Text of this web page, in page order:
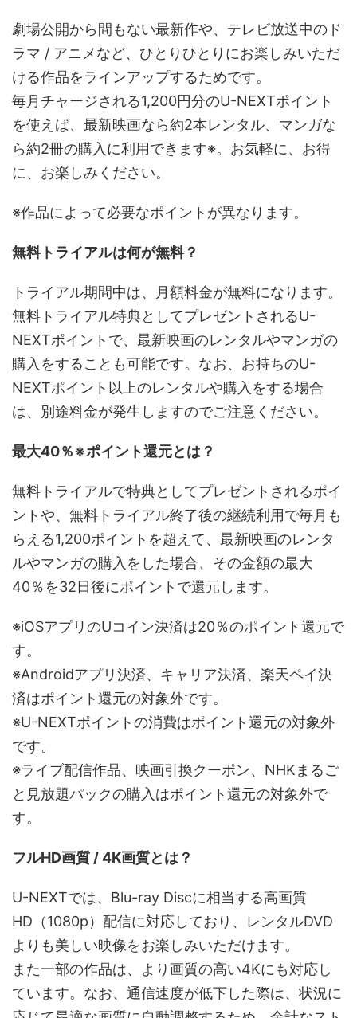
劇場公開から間もない最新作や、テレビ放送中のド
ラマ / アニメなど、ひとりひとりにお楽しみいただ
ける作品をラインアップするためです。
毎月チャージされる1,200円分のU-NEXTポイント
を使えば、最新映画なら約2本レンタル、マンガな
ら約2冊の購入に利用できます※。お気軽に、お得
に、お楽しみください。
※作品によって必要なポイントが異なります。
無料トライアルは何が無料？
トライアル期間中は、月額料金が無料になります。
無料トライアル特典としてプレゼントされるU-
NEXTポイントで、最新映画のレンタルやマンガの
購入をすることも可能です。なお、お持ちのU-
NEXTポイント以上のレンタルや購入をする場合
は、別途料金が発生しますのでご注意ください。
最大40％※ポイント還元とは？
無料トライアルで特典としてプレゼントされるポイ
ントや、無料トライアル終了後の継続利用で毎月も
らえる1,200ポイントを超えて、最新映画のレンタ
ルやマンガの購入をした場合、その金額の最大
40％を32日後にポイントで還元します。
※iOSアプリのUコイン決済は20％のポイント還元で
す。
※Androidアプリ決済、キャリア決済、楽天ペイ決
済はポイント還元の対象外です。
※U-NEXTポイントの消費はポイント還元の対象外
です。
※ライブ配信作品、映画引換クーポン、NHKまるご
と見放題パックの購入はポイント還元の対象外で
す。
フルHD画質 / 4K画質とは？
U-NEXTでは、Blu-ray Discに相当する高画質
HD（1080p）配信に対応しており、レンタルDVD
よりも美しい映像をお楽しみいただけます。
また一部の作品は、より画質の高い4Kにも対応し
ています。なお、通信速度が低下した際は、状況に